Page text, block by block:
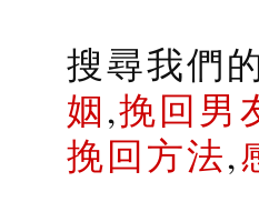
搜尋我們
姻,挽回男
挽回方法,